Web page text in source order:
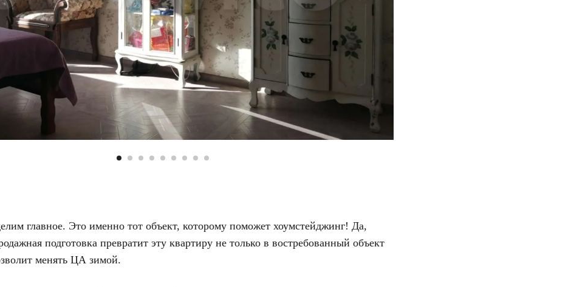
главное. Это именно тот объект, которому поможет хоумстейджинг! Да,
подготовка превратит эту квартиру не только в востребованный объект
менять ЦА зимой.